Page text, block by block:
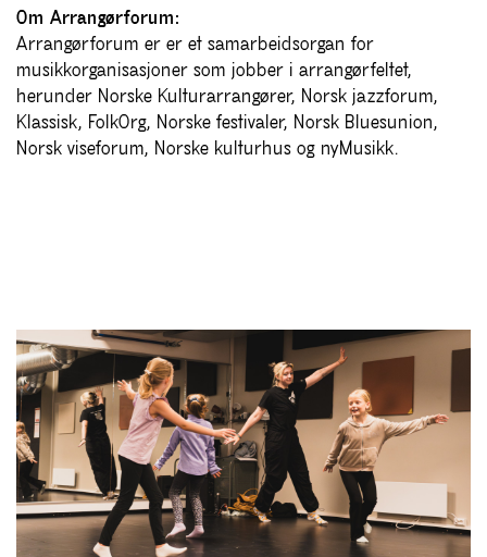
Om Arrangørforum:
Arrangørforum er er et samarbeidsorgan for
musikkorganisasjoner som jobber i arrangørfeltet,
herunder Norske Kulturarrangører, Norsk jazzforum,
Klassisk, FolkOrg, Norske festivaler, Norsk Bluesunion,
Norsk viseforum, Norske kulturhus og nyMusikk.